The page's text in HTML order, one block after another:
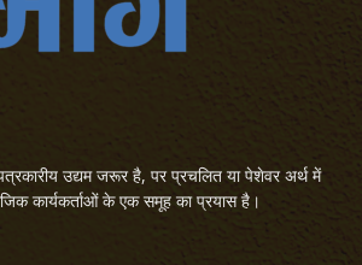
उद्यम जरूर है, पर प्रचलित या पेशेवर अर्थ में
कार्यकर्ताओं के एक समूह का प्रयास है।